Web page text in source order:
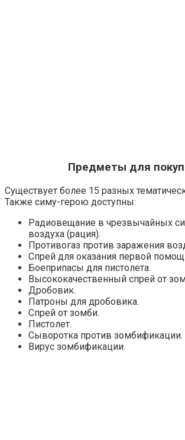
Предметы для
Существует более 15 разных
Также симу-герою доступны:
Радиовещание в чрезвычайных
воздуха (рация).
Противогаз против заражения
Спрей для оказания первой
Боеприпасы для пистолета.
Высококачественный спрей от
Дробовик.
Патроны для дробовика.
Спрей от зомби.
Пистолет.
Сыворотка против зомбификации.
Вирус зомбификации.